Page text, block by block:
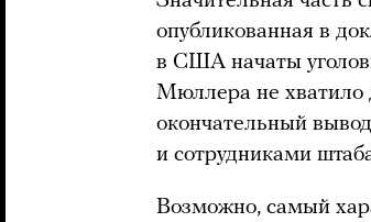
опубликованная в
в США начаты
Мюллера не хватило
окончательный
и сотрудниками
Возможно, самый